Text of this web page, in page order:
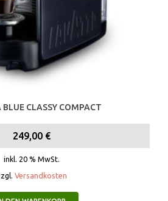
CLASSY COMPACT
249,00 €
inkl. 20 % MwSt.
Versandkosten